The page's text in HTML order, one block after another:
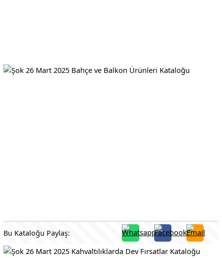
Bu Kataloğu Paylaş: